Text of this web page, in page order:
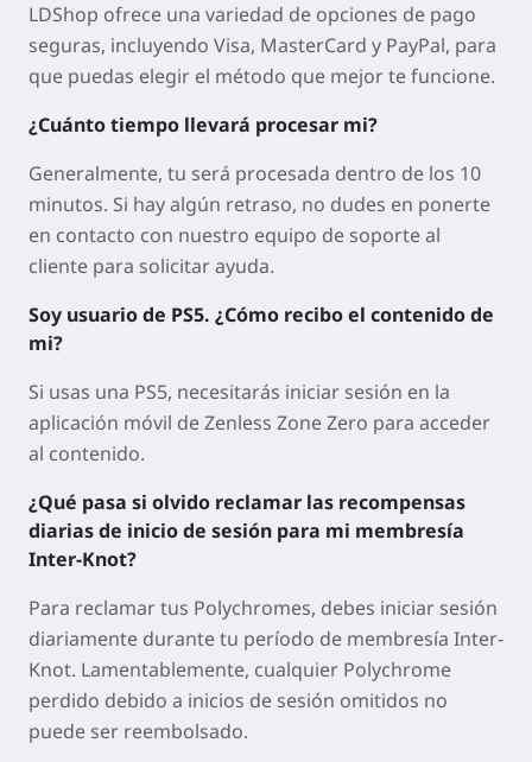
LDShop ofrece una variedad de opciones de pago
seguras, incluyendo Visa, MasterCard y PayPal, para
que puedas elegir el método que mejor te funcione.
¿Cuánto tiempo llevará procesar mi?
Generalmente, tu será procesada dentro de los 10
minutos. Si hay algún retraso, no dudes en ponerte
en contacto con nuestro equipo de soporte al
cliente para solicitar ayuda.
Soy usuario de PS5. ¿Cómo recibo el contenido de
mi?
Si usas una PS5, necesitarás iniciar sesión en la
aplicación móvil de Zenless Zone Zero para acceder
al contenido.
¿Qué pasa si olvido reclamar las recompensas
diarias de inicio de sesión para mi membresía
Inter-Knot?
Para reclamar tus Polychromes, debes iniciar sesión
diariamente durante tu período de membresía Inter-
Knot. Lamentablemente, cualquier Polychrome
perdido debido a inicios de sesión omitidos no
puede ser reembolsado.